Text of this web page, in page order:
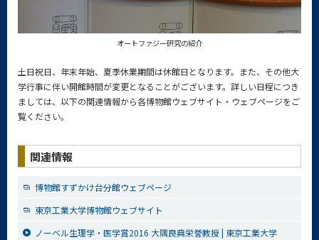
オートファジー研究の紹介
土日祝日、年末年始、夏季休業期間は休館日となります。また、その他大
学行事に伴い開館時間が変更となることがございます。詳しい日程につき
ましては、以下の関連情報から各博物館ウェブサイト・ウェブページをご
覧ください。
関連情報
博物館すずかけ台分館ウェブページ
東京工業大学博物館ウェブサイト
ノーベル生理学・医学賞2016 大隅良典栄誉教授 | 東京工業大学